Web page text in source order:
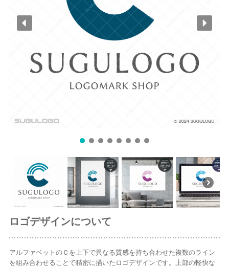
ロゴデザインについて
アルファベットのＣを上下で異なる質感を持ち合わせた複数のライン
を組み合わせることで精密に描いたロゴデザインです。上部の軽快な